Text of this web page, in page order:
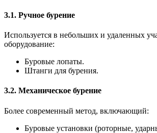
3.1. Ручное бурение
Используется в небольших и удаленных
оборудование:
Буровые лопаты.
Штанги для бурения.
3.2. Механическое бурение
Более современный метод, включающий:
Буровые установки (роторные,